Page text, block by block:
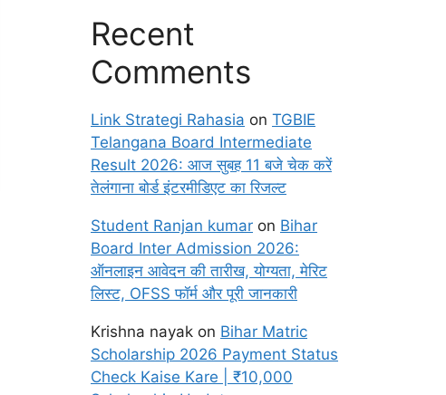
Recent
Comments
Link Strategi Rahasia on TGBIE
Telangana Board Intermediate
Result 2026: आज सुबह 11 बजे चेक करें
तेलंगाना बोर्ड इंटरमीडिएट का रिजल्ट
Student Ranjan kumar on Bihar
Board Inter Admission 2026:
ऑनलाइन आवेदन की तारीख, योग्यता, मेरिट
लिस्ट, OFSS फॉर्म और पूरी जानकारी
Krishna nayak on Bihar Matric
Scholarship 2026 Payment Status
Check Kaise Kare | ₹10,000